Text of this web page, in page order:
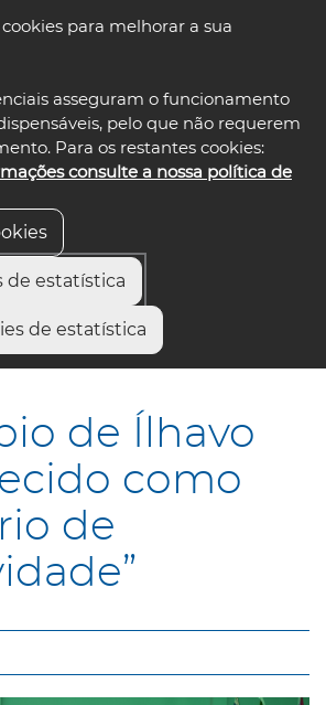
para melhorar a sua
asseguram o funcionamento
pelo que não requerem
Para os restantes cookies:
consulte a nossa política de
de estatística
de estatística
select language
como “Território de
de Ílhavo
como
de